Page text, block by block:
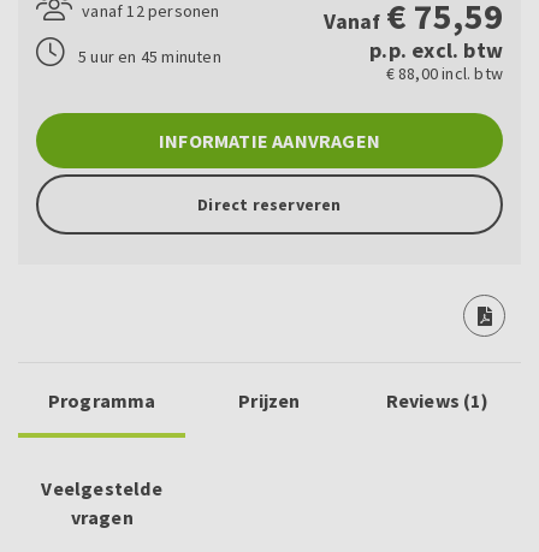
vanaf 12 personen
5 uur en 45 minuten
Vanaf € 75,59
p.p. excl. btw
€ 88,00 incl. btw
INFORMATIE AANVRAGEN
Direct reserveren
Programma Prijzen Reviews (1)
Veelgestelde
vragen